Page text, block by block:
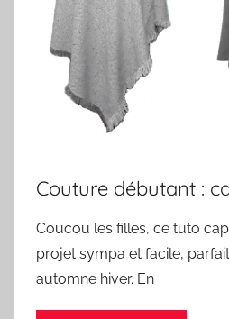
Couture débutant :
Coucou les filles, ce tuto
projet sympa et facile,
automne hiver. En